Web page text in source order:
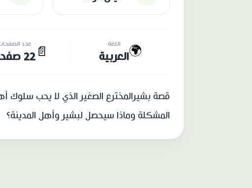
🌍 اللغة
العربية 📄
عدد
22 صفحة
قصة بشيرالمخترع الصغير الذي لا يحب
المشكلة وماذا سيحصل لبشير وأهل المدينة؟